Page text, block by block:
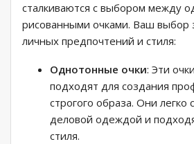
сталкиваются с выбором между
рисованными очками. Ваш выбор
личных предпочтений и стиля:
Однотонные очки: Эти
подходят для создания
строгого образа. Они легко
деловой одеждой и
стиля.